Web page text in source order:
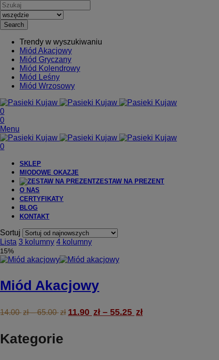
Search
Trendy w wyszukiwaniu
Miód Akacjowy
Miód Gryczany
Miód Kolendrowy
Miód Leśny
Miód Wrzosowy
0
0
Menu
0
SKLEP
MIODOWE OKAZJE
ZESTAW NA PREZENT
O NAS
CERTYFIKATY
BLOG
KONTAKT
Sortuj
Lista 3 kolumny 4 kolumny
15%
Miód Akacjowy
14.00zł–65.00zł 11.90 zł – 55.25 zł
Kategorie